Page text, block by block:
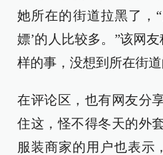
她所在的街道拉黑了，
嫖’的人比较多。”该网
样的事，没想到所在街道
在评论区，也有网友分
住这，怪不得冬天的外
服装商家的用户也表示